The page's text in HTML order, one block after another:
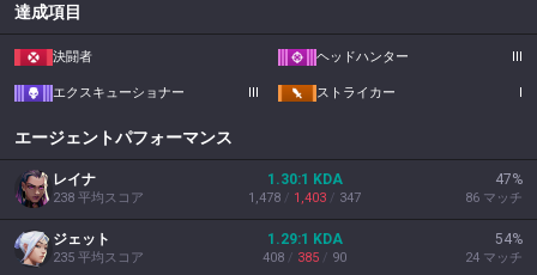
達成項目
決闘者 ヘッドハンター III
エクスキューショナー III ストライカー I
エージェントパフォーマンス
レイナ
238 平均スコア
1.30:1 KDA
1,478 / 1,403 / 347
47%
86 マッチ
ジェット
235 平均スコア
1.29:1 KDA
408 / 385 / 90
54%
24 マッチ